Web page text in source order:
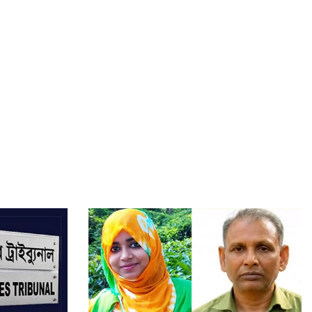
বিশ্ববিদ্যালয়গুলোকে গবেষণা ও উদ্ভাবনের কেন্দ্রে পরিণত করতে
হবে: তথ্যপ্রযুক্তি মন্ত্রী
বিশ্বকাপে আফগানিস্তান, টিকিট পেতে ভারতের অপেক্ষায়
বাংলাদেশ